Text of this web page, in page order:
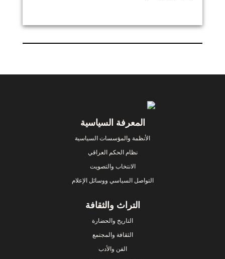
Footerالمعرفة السياسية
الأنظمة والمؤسسات السياسية
نظام الحكم العراقي
الانتخاب والتصويت
التواصل السياسي ووسائل الإعلام
التراث والثقافة
التاريخ والحضارة
الثقافة والمجتمع
الفن والأدب